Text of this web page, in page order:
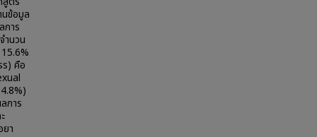
ข้อมูล
การ
ำนวน
คือ
การ
า